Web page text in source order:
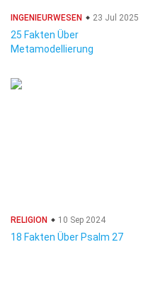
INGENIEURWESEN 23 Jul 2025
25 Fakten Über
Metamodellierung
RELIGION 10 Sep 2024
18 Fakten Über Psalm 27